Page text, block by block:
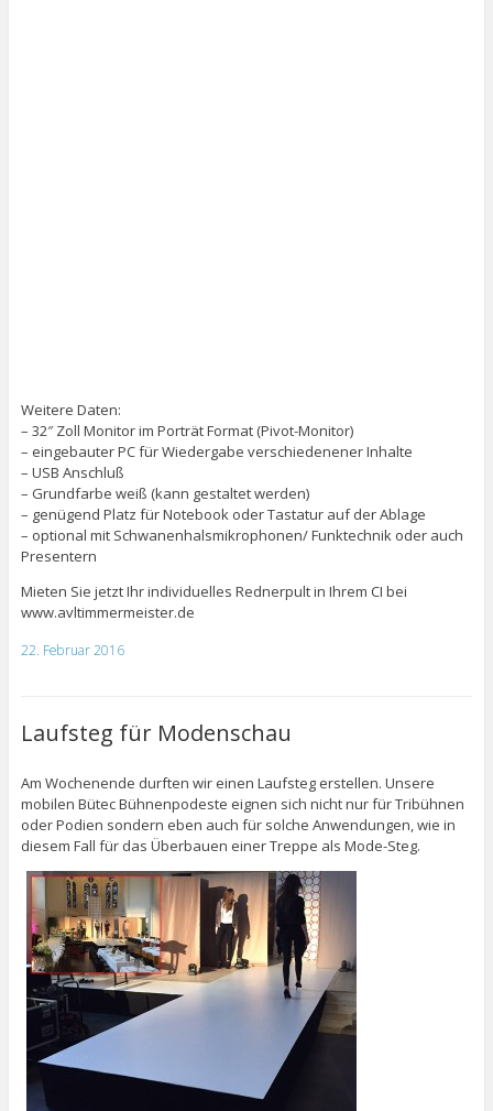
Weitere Daten:
– 32″ Zoll Monitor im Porträt Format (Pivot-Monitor)
– eingebauter PC für Wiedergabe verschiedenener Inhalte
– USB Anschluß
– Grundfarbe weiß (kann gestaltet werden)
– genügend Platz für Notebook oder Tastatur auf der Ablage
– optional mit Schwanenhalsmikrophonen/ Funktechnik oder auch
Presentern
Mieten Sie jetzt Ihr individuelles Rednerpult in Ihrem CI bei
www.avltimmermeister.de
22. Februar 2016
Laufsteg für Modenschau
Am Wochenende durften wir einen Laufsteg erstellen. Unsere
mobilen Bütec Bühnenpodeste eignen sich nicht nur für Tribühnen
oder Podien sondern eben auch für solche Anwendungen, wie in
diesem Fall für das Überbauen einer Treppe als Mode-Steg.